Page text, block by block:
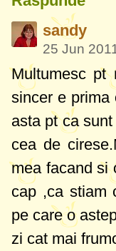
sandy
25 Jun
Multumesc pt
sincer e prima
asta pt ca
cea de
mea facand si
cap ,ca stiam
pe care o
zi cat mai